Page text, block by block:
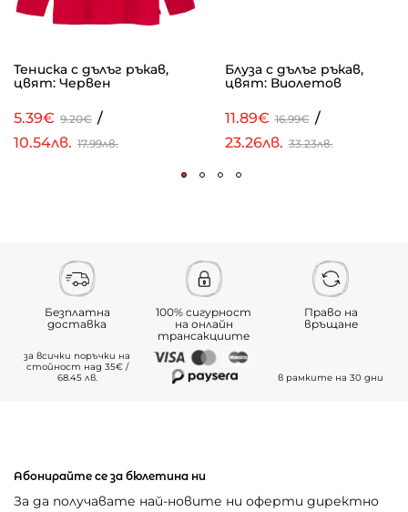
Тениска с дълъг ръкав,
цвят: Червен
5.39€ 9.20€ /
10.54лв. 17.99лв.
Блуза с дълъг ръкав,
цвят: Виолетов
11.89€ 16.99€ /
23.26лв. 33.23лв.
Безплатна
доставка
за всички поръчки на
стойност над 35€ /
68.45 лв.
100% сигурност
на онлайн
трансакциите
Право на
връщане
в рамките на 30 дни
Абонирайте се за бюлетина ни
За да получавате най-новите ни оферти директно